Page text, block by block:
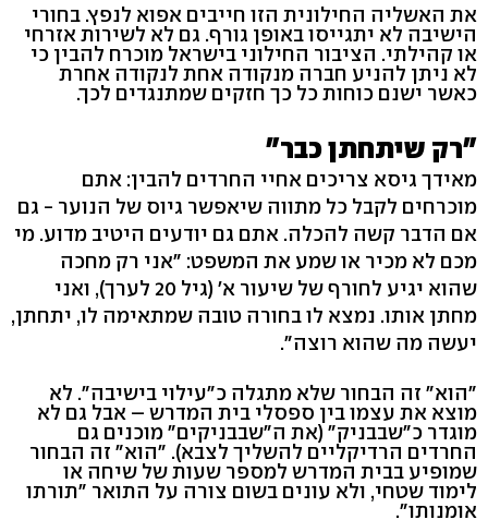
את האשליה החילונית הזו חייבים אפוא לנפץ. בחורי
הישיבה לא יתגייסו באופן גורף. גם לא לשירות אזרחי
או קהילתי. הציבור החילוני בישראל מוכרח להבין כי
לא ניתן להניע חברה מנקודה אחת לנקודה אחרת
כאשר ישנם כוחות כל כך חזקים שמתנגדים לכך.
"רק שיתחתן כבר"
מאידך גיסא צריכים אחיי החרדים להבין: אתם
מוכרחים לקבל כל מתווה שיאפשר גיוס של הנוער - גם
אם הדבר קשה להכלה. אתם גם יודעים היטיב מדוע. מי
מכם לא מכיר או שמע את המשפט: "אני רק מחכה
שהוא יגיע לחורף של שיעור א' (גיל 20 לערך), ואני
מחתן אותו. נמצא לו בחורה טובה שמתאימה לו, יתחתן,
יעשה מה שהוא רוצה".
"הוא" זה הבחור שלא מתגלה כ"עילוי בישיבה". לא
מוצא את עצמו בין ספסלי בית המדרש – אבל גם לא
מוגדר כ"שבבניק" (את ה"שבבניקים" מוכנים גם
החרדים הרדיקליים להשליך לצבא). "הוא" זה הבחור
שמופיע בבית המדרש למספר שעות של שיחה או
לימוד שטחי, ולא עונים בשום צורה על התואר "תורתו
אומנותו".